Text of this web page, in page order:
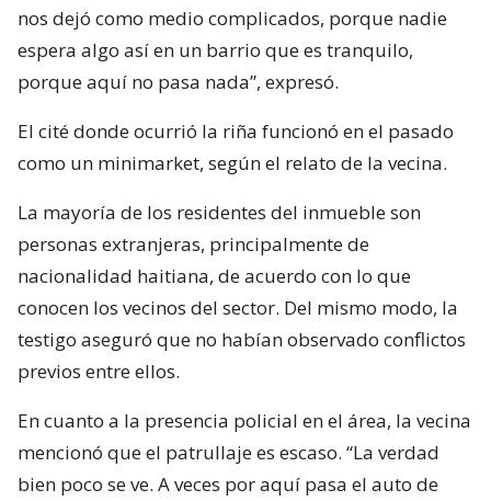
nos dejó como medio complicados, porque nadie
espera algo así en un barrio que es tranquilo,
porque aquí no pasa nada”, expresó.
El cité donde ocurrió la riña funcionó en el pasado
como un minimarket, según el relato de la vecina.
La mayoría de los residentes del inmueble son
personas extranjeras, principalmente de
nacionalidad haitiana, de acuerdo con lo que
conocen los vecinos del sector. Del mismo modo, la
testigo aseguró que no habían observado conflictos
previos entre ellos.
En cuanto a la presencia policial en el área, la vecina
mencionó que el patrullaje es escaso. “La verdad
bien poco se ve. A veces por aquí pasa el auto de